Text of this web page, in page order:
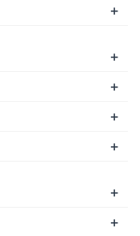
+
+
+
+
+
+
+